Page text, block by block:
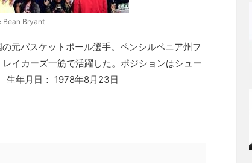
Bean Bryant
元バスケットボール選手。ペンシルベニア州フ
イカーズ一筋で活躍した。ポジションはシュー
生年月日： 1978年8月23日